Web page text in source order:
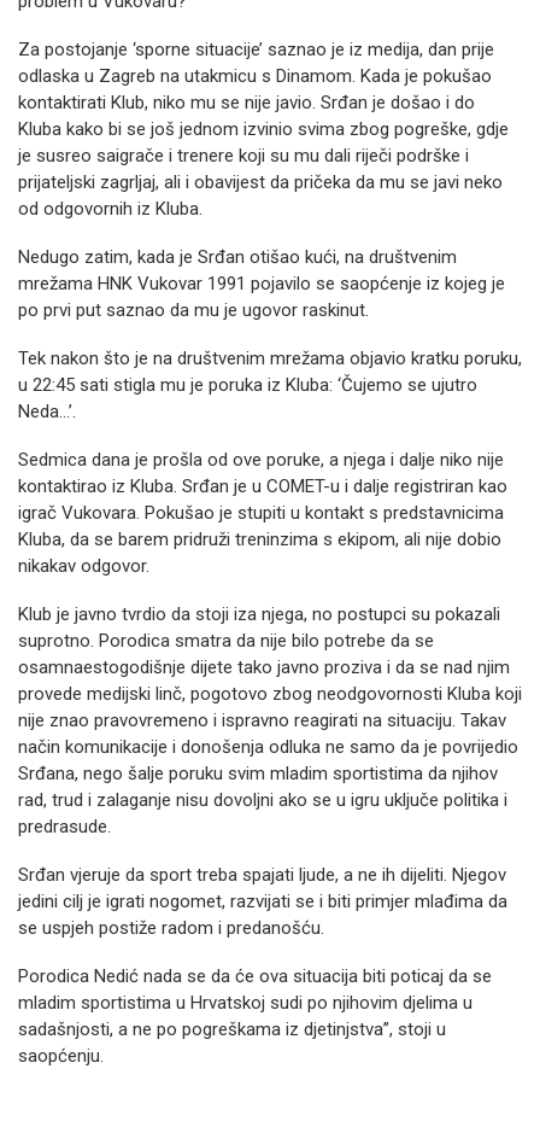
Za postojanje ‘sporne situacije’ saznao je iz medija, dan prije
odlaska u Zagreb na utakmicu s Dinamom. Kada je pokušao
kontaktirati Klub, niko mu se nije javio. Srđan je došao i do
Kluba kako bi se još jednom izvinio svima zbog pogreške, gdje
je susreo saigrače i trenere koji su mu dali riječi podrške i
prijateljski zagrljaj, ali i obavijest da pričeka da mu se javi neko
od odgovornih iz Kluba.
Nedugo zatim, kada je Srđan otišao kući, na društvenim
mrežama HNK Vukovar 1991 pojavilo se saopćenje iz kojeg je
po prvi put saznao da mu je ugovor raskinut.
Tek nakon što je na društvenim mrežama objavio kratku poruku,
u 22:45 sati stigla mu je poruka iz Kluba: ‘Čujemo se ujutro
Neda…’.
Sedmica dana je prošla od ove poruke, a njega i dalje niko nije
kontaktirao iz Kluba. Srđan je u COMET-u i dalje registriran kao
igrač Vukovara. Pokušao je stupiti u kontakt s predstavnicima
Kluba, da se barem pridruži treninzima s ekipom, ali nije dobio
nikakav odgovor.
Klub je javno tvrdio da stoji iza njega, no postupci su pokazali
suprotno. Porodica smatra da nije bilo potrebe da se
osamnaestogodišnje dijete tako javno proziva i da se nad njim
provede medijski linč, pogotovo zbog neodgovornosti Kluba koji
nije znao pravovremeno i ispravno reagirati na situaciju. Takav
način komunikacije i donošenja odluka ne samo da je povrijedio
Srđana, nego šalje poruku svim mladim sportistima da njihov
rad, trud i zalaganje nisu dovoljni ako se u igru uključe politika i
predrasude.
Srđan vjeruje da sport treba spajati ljude, a ne ih dijeliti. Njegov
jedini cilj je igrati nogomet, razvijati se i biti primjer mlađima da
se uspjeh postiže radom i predanošću.
Porodica Nedić nada se da će ova situacija biti poticaj da se
mladim sportistima u Hrvatskoj sudi po njihovim djelima u
sadašnjosti, a ne po pogreškama iz djetinjstva”, stoji u
saopćenju.